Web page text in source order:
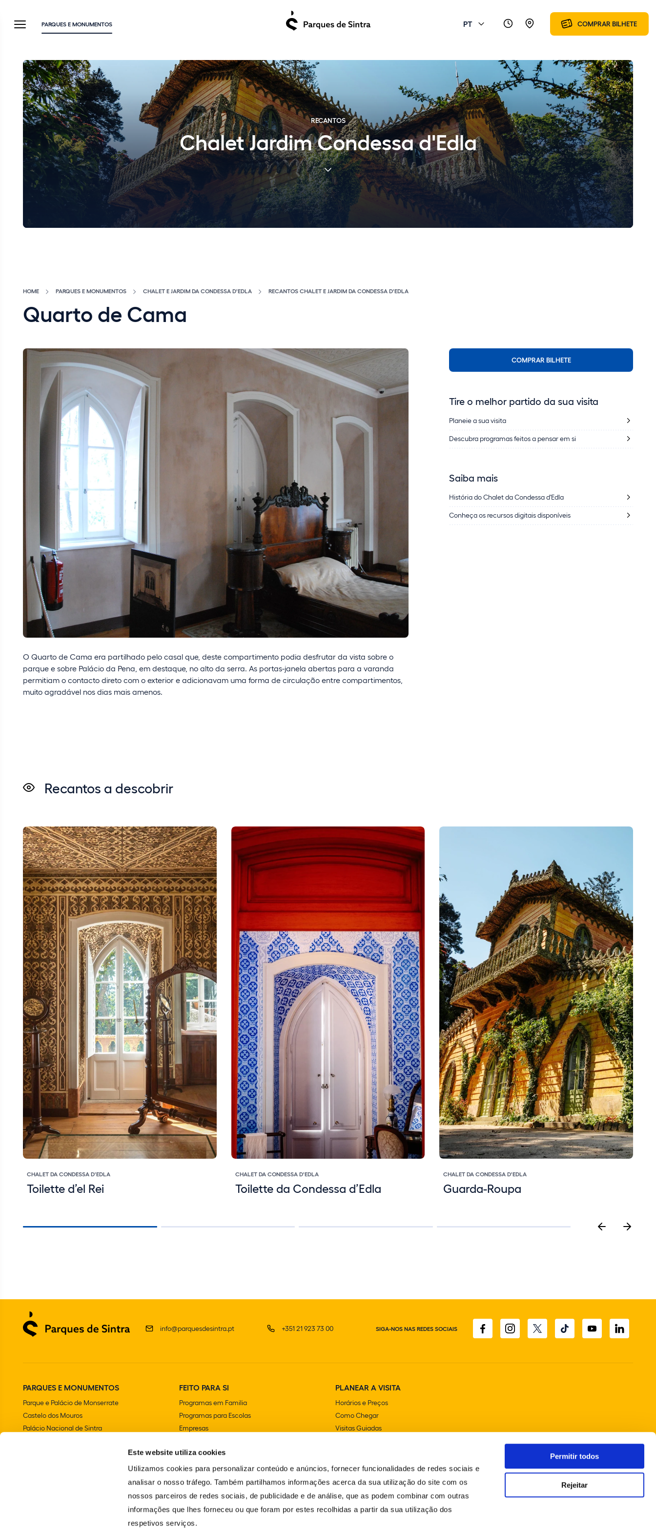
Este website utiliza cookies
Utilizamos cookies para personalizar conteúdo e anúncios, fornecer funcionalidades de redes sociais e
analisar o nosso tráfego. Também partilhamos informações acerca da sua utilização do site com os
nossos parceiros de redes sociais, de publicidade e de análise, que as podem combinar com outras
informações que lhes forneceu ou que foram por estes recolhidas a partir da sua utilização dos
respetivos serviços.
Permitir todos
Rejeitar
PARQUES E MONUMENTOS PT COMPRAR BILHETE
RECANTOS
Chalet Jardim Condessa d'Edla
HOME PARQUES E MONUMENTOS CHALET E JARDIM DA CONDESSA D'EDLA RECANTOS CHALET E JARDIM DA CONDESSA D'EDLA
Quarto de Cama
O Quarto de Cama era partilhado pelo casal que, deste compartimento podia desfrutar da vista sobre o
parque e sobre Palácio da Pena, em destaque, no alto da serra. As portas-janela abertas para a varanda
permitiam o contacto direto com o exterior e adicionavam uma forma de circulação entre compartimentos,
muito agradável nos dias mais amenos.
COMPRAR BILHETE
Tire o melhor partido da sua visita
Planeie a sua visita
Descubra programas feitos a pensar em si
Saiba mais
História do Chalet da Condessa d'Edla
Conheça os recursos digitais disponíveis
Recantos a descobrir
CHALET DA CONDESSA D'EDLA
Toilette d’el Rei
CHALET DA CONDESSA D'EDLA
Toilette da Condessa d’Edla
CHALET DA CONDESSA D'EDLA
Guarda-Roupa
info@parquesdesintra.pt +351 21 923 73 00 SIGA-NOS NAS REDES SOCIAIS
PARQUES E MONUMENTOS
Parque e Palácio de Monserrate
Castelo dos Mouros
Palácio Nacional de Sintra
Chalet e Jardim da Condessa d'Edla
FEITO PARA SI
Programas em Familia
Programas para Escolas
Empresas
PLANEAR A VISITA
Horários e Preços
Como Chegar
Visitas Guiadas
Acessibilidade